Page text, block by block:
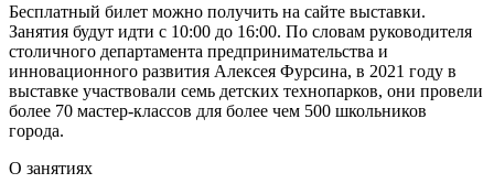
Бесплатный билет можно получить на сайте выставки.
Занятия будут идти с 10:00 до 16:00. По словам руководителя
столичного департамента предпринимательства и
инновационного развития Алексея Фурсина, в 2021 году в
выставке участвовали семь детских технопарков, они провели
более 70 мастер-классов для более чем 500 школьников
города.
О занятиях